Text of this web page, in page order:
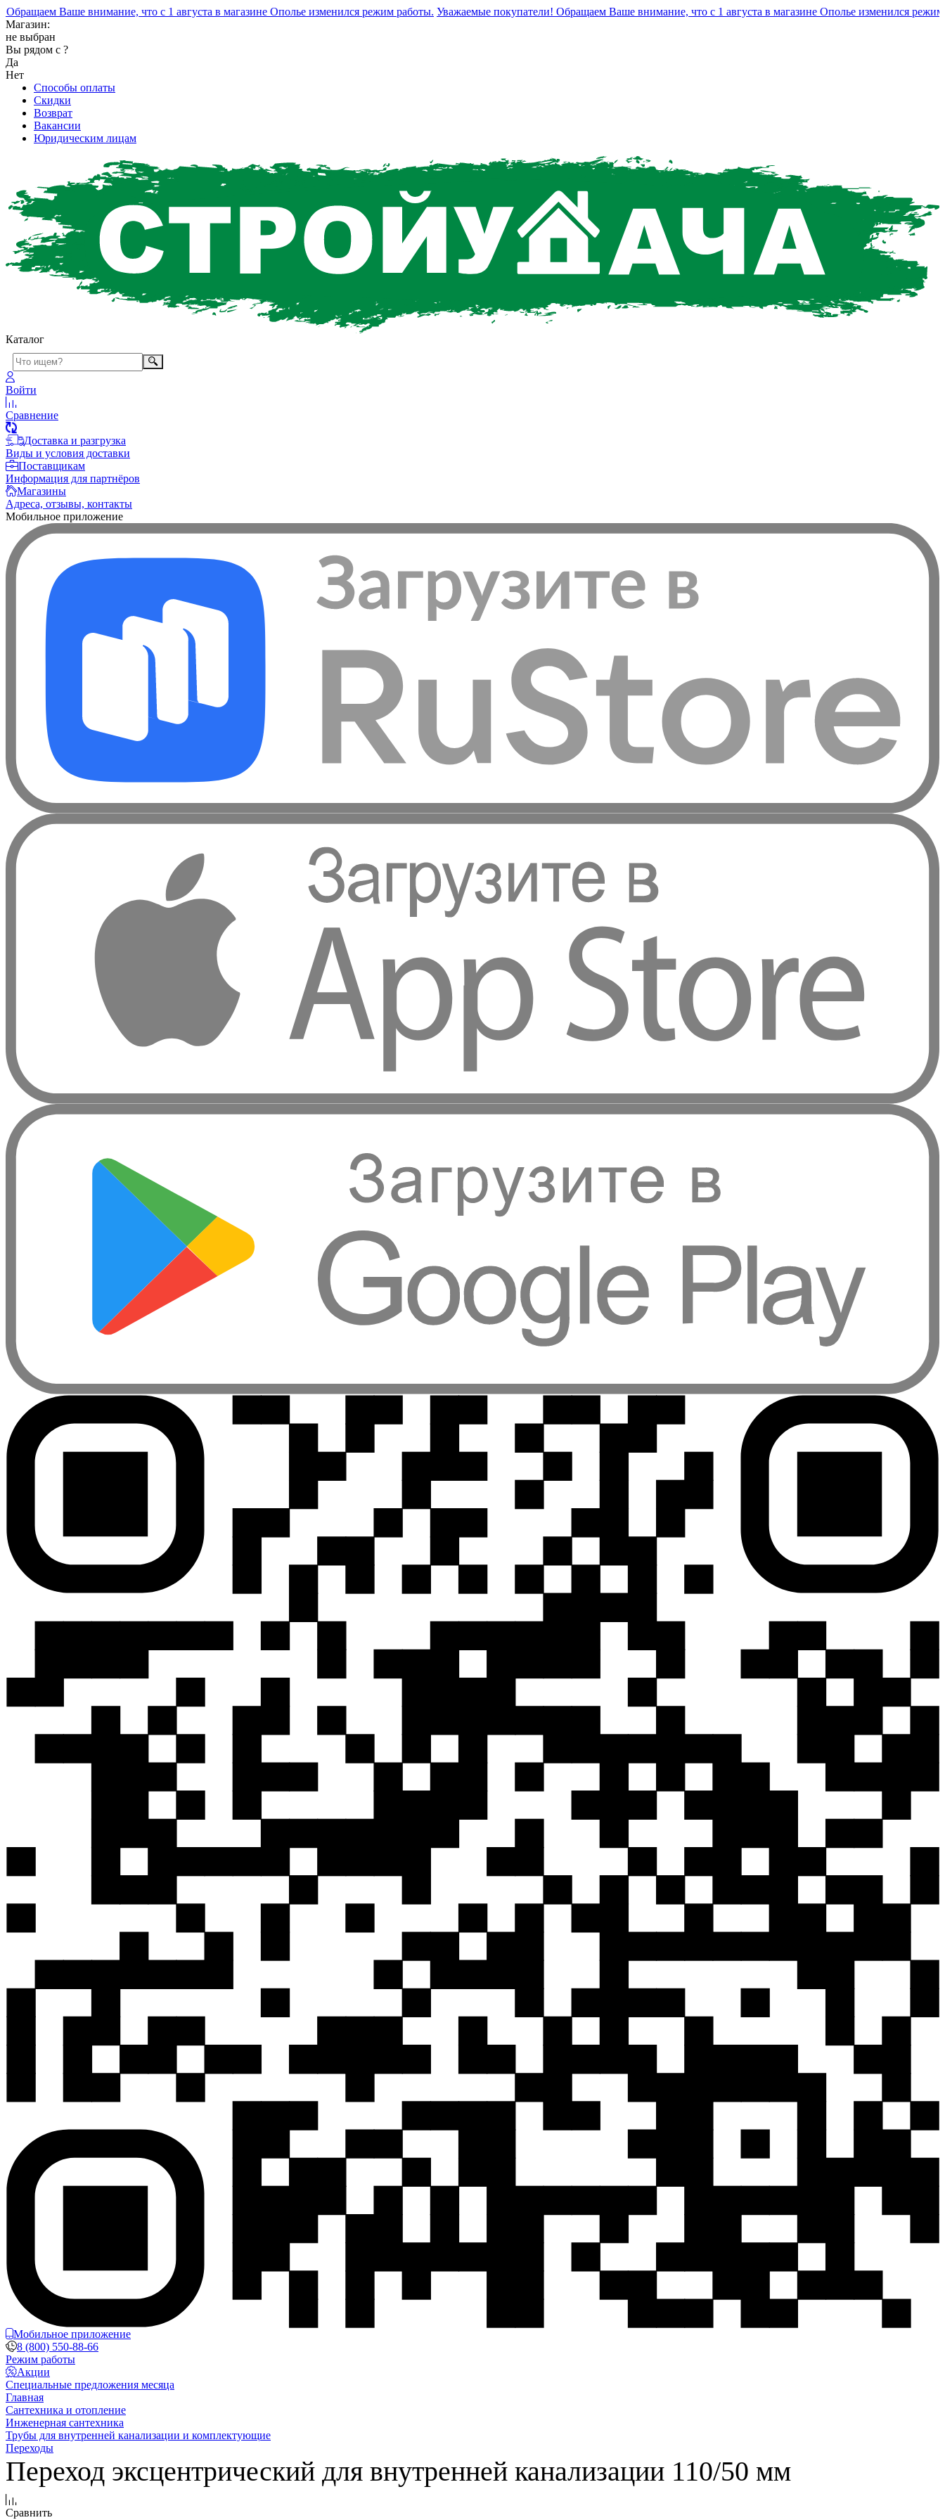
Ваше внимание, что с 1 августа в магазине Ополье изменился режим работы. Уважаемые покупатели! Обращаем Ваше внимание, что с 1 августа в магазине Ополье изменился режим
Магазин:
не выбран
Вы рядом с ?
Да
Нет
Способы оплаты
Скидки
Возврат
Вакансии
Юридическим лицам
Каталог
Войти
Сравнение
Доставка и разгрузка
Виды и условия доставки
Поставщикам
Информация для партнёров
Магазины
Адреса, отзывы, контакты
Мобильное приложение
Мобильное приложение
8 (800) 550-88-66
Режим работы
Акции
Специальные предложения месяца
Главная
Сантехника и отопление
Инженерная сантехника
Трубы для внутренней канализации и комплектующие
Переходы
Переход эксцентрический для внутренней канализации 110/50 мм
Сравнить